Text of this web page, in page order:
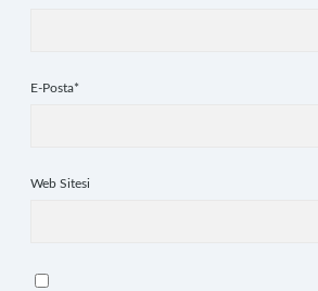
E-Posta*
Web Sitesi